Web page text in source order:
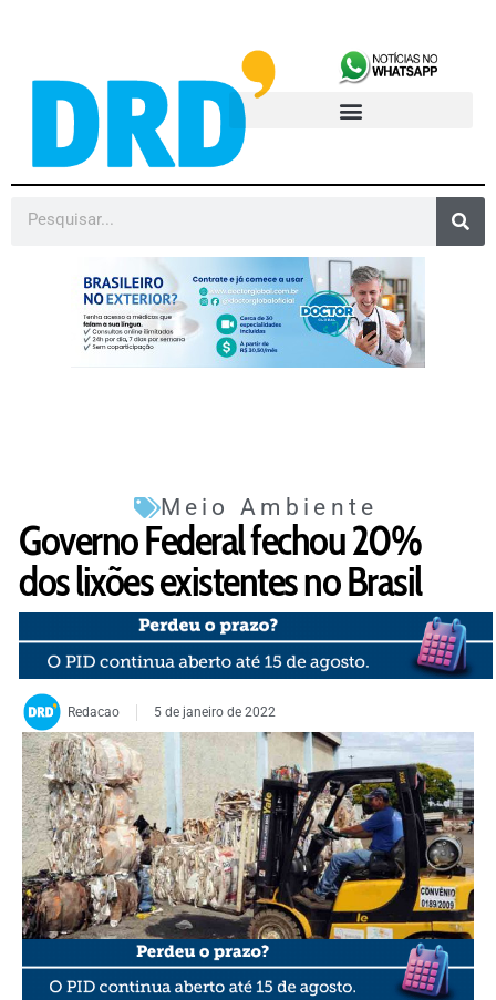
Meio Ambiente
Governo Federal fechou 20%
dos lixões existentes no Brasil
Redacao 5 de janeiro de 2022